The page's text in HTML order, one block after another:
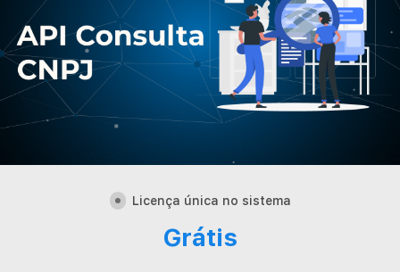
A Illimitar
Illi
Contato
Minha conta
Licença única no sistema
Grátis